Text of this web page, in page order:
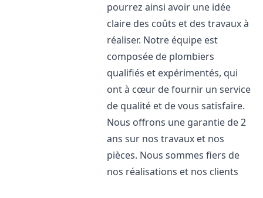
pourrez ainsi avoir une idée
claire des coûts et des travaux à
réaliser. Notre équipe est
composée de plombiers
qualifiés et expérimentés, qui
ont à cœur de fournir un service
de qualité et de vous satisfaire.
Nous offrons une garantie de 2
ans sur nos travaux et nos
pièces. Nous sommes fiers de
nos réalisations et nos clients